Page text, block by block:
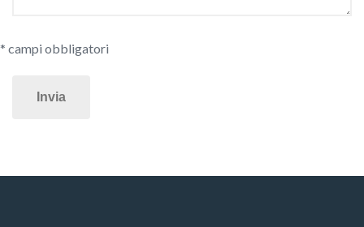
* campi obbligatori